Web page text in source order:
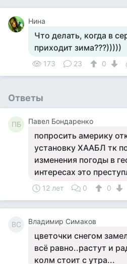
Нина
Что делать, когда в
приходит зима???)))))
173 23 0
Ответы
ПБ Павел Бондаренко
попросить америку
установку ХААБЛ тк
изменения погоды в
интересах это
12 лет 0 0
ВС Владимир Симаков
цветочки снегом
всё равно..растут и
колм стоит с утра...